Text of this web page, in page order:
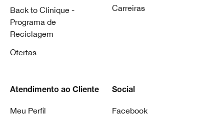
Back to Clinique -
Programa de
Reciclagem
Ofertas
Carreiras
Atendimento ao Cliente
Meu Perfil
Social
Facebook